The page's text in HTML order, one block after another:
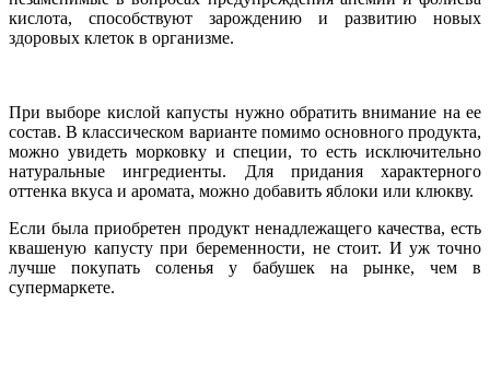
кислота, способствуют зарождению и развитию новых
здоровых клеток в организме.
При выборе кислой капусты нужно обратить внимание на ее
состав. В классическом варианте помимо основного продукта,
можно увидеть морковку и специи, то есть исключительно
натуральные ингредиенты. Для придания характерного
оттенка вкуса и аромата, можно добавить яблоки или клюкву.
Если была приобретен продукт ненадлежащего качества, есть
квашеную капусту при беременности, не стоит. И уж точно
лучше покупать соленья у бабушек на рынке, чем в
супермаркете.